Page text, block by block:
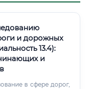
и дорожных
13.4):
и
в сфере дорог,